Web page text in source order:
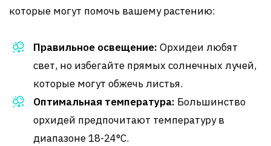
которые могут помочь вашему растению:
Правильное освещение: Орхидеи любят
свет, но избегайте прямых солнечных лучей,
которые могут обжечь листья.
Оптимальная температура: Большинство
орхидей предпочитают температуру в
диапазоне 18-24°C.